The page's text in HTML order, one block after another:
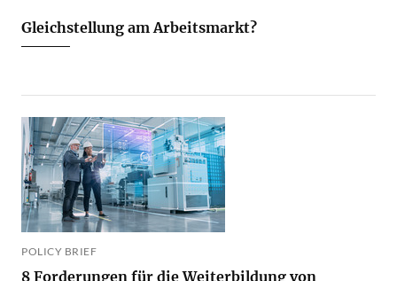
Gleichstellung am Arbeitsmarkt?
POLICY BRIEF
8 Forderungen für die Weiterbildung von